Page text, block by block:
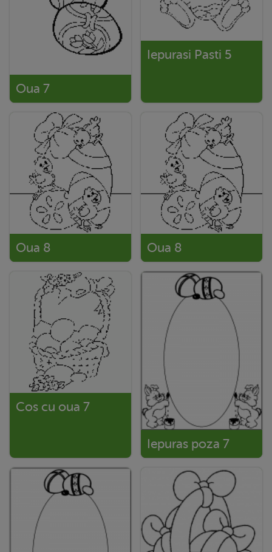
Oua 7
Iepurasi Pasti 5
Oua 8 Oua 8
Cos cu oua 7
Iepuras poza 7